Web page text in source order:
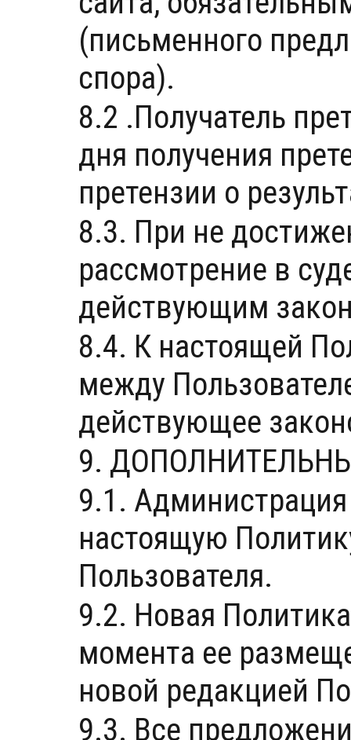
(письменного
спора).
8.2 .Получатель
дня получения
претензии о
8.3. При не
рассмотрение в
действующим
8.4. К настоящей
между
действующее
9.
9.1.
настоящую
Пользователя.
9.2. Новая
момента ее
новой редакцией
9.3. Все